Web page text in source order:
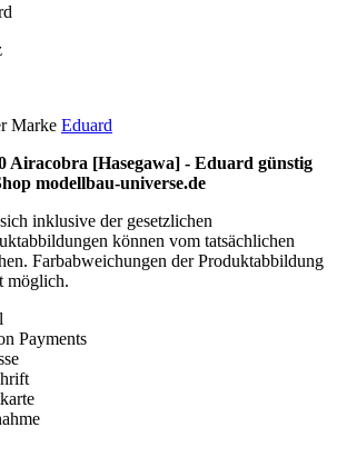
Marke Eduard
Airacobra [Hasegawa] - Eduard günstig
modellbau-universe.de
inklusive der gesetzlichen
können vom tatsächlichen
Farbabweichungen der Produktabbildung
möglich.